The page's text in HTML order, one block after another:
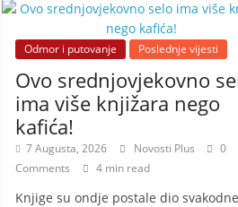
Odmor i putovanje Poslednje vijesti
Ovo srednjovjekovno
ima više knjižara nego
kafića!
7 Augusta, 2026 Novosti Plus
0
Comments
4 min read
Knjige su ondje postale dio